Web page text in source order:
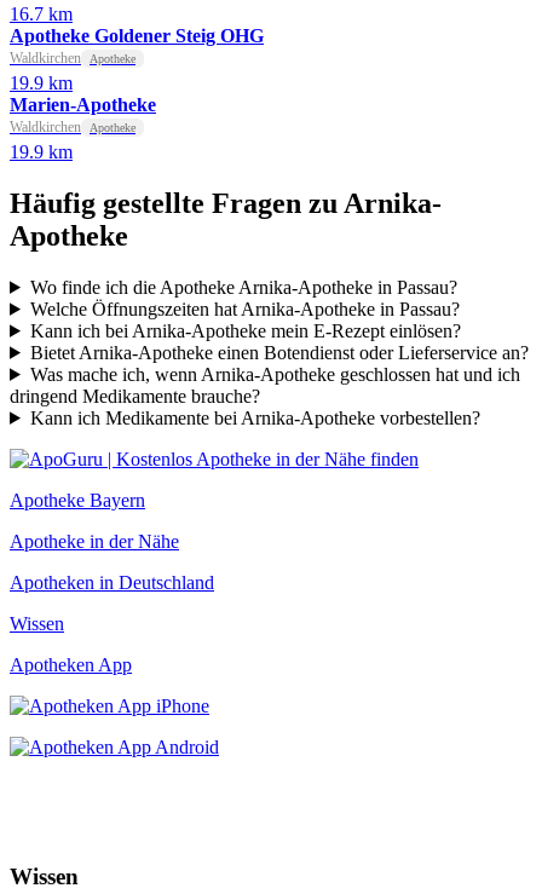
16.7 km
Apotheke Goldener Steig OHG
Waldkirchen Apotheke
19.9 km
Marien-Apotheke
Waldkirchen Apotheke
19.9 km
Häufig gestellte Fragen zu Arnika-
Apotheke
Wo finde ich die Apotheke Arnika-Apotheke in Passau?
Welche Öffnungszeiten hat Arnika-Apotheke in Passau?
Kann ich bei Arnika-Apotheke mein E-Rezept einlösen?
Bietet Arnika-Apotheke einen Botendienst oder Lieferservice an?
Was mache ich, wenn Arnika-Apotheke geschlossen hat und ich
dringend Medikamente brauche?
Kann ich Medikamente bei Arnika-Apotheke vorbestellen?
Apotheke Bayern
Apotheke in der Nähe
Apotheken in Deutschland
Wissen
Apotheken App
Wissen